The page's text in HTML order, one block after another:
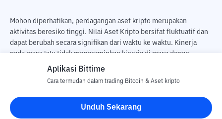
Mohon diperhatikan, perdagangan aset kripto merupakan
aktivitas beresiko tinggi. Nilai Aset Kripto bersifat fluktuatif dan
dapat berubah secara signifikan dari waktu ke waktu. Kinerja
pada masa lalu tidak mencerminkan kinerja di masa depan.
Terdapat risiko kehilangan sebagai dampak dari membeli dan
pengguna. PT Utama Aset Digital Indonesia (Bittime) tidak
bertanggung jawab atas perubahan fluktuasi dari nilai tukar Aset
Kripto.
Aplikasi Bittime
Cara termudah dalam trading Bitcoin & Aset kripto
Unduh Sekarang